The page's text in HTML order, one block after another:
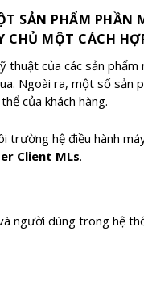
SẢN PHẨM PHẦN
CHỦ MỘT CÁCH
thuật của các sản
Ngoài ra, một số sản
của khách hàng.
hệ điều hành
Client MLs.
người dùng trong hệ